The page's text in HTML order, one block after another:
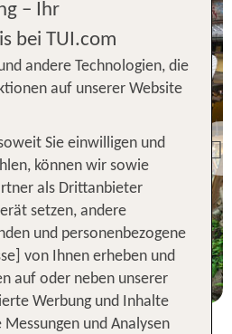
– Ihr
bei TUI.com
andere Technologien, die
auf unserer Website
Sie einwilligen und
können wir sowie
als Drittanbieter
setzen, andere
und personenbezogene
von Ihnen erheben und
auf oder neben unserer
Werbung und Inhalte
und Analysen